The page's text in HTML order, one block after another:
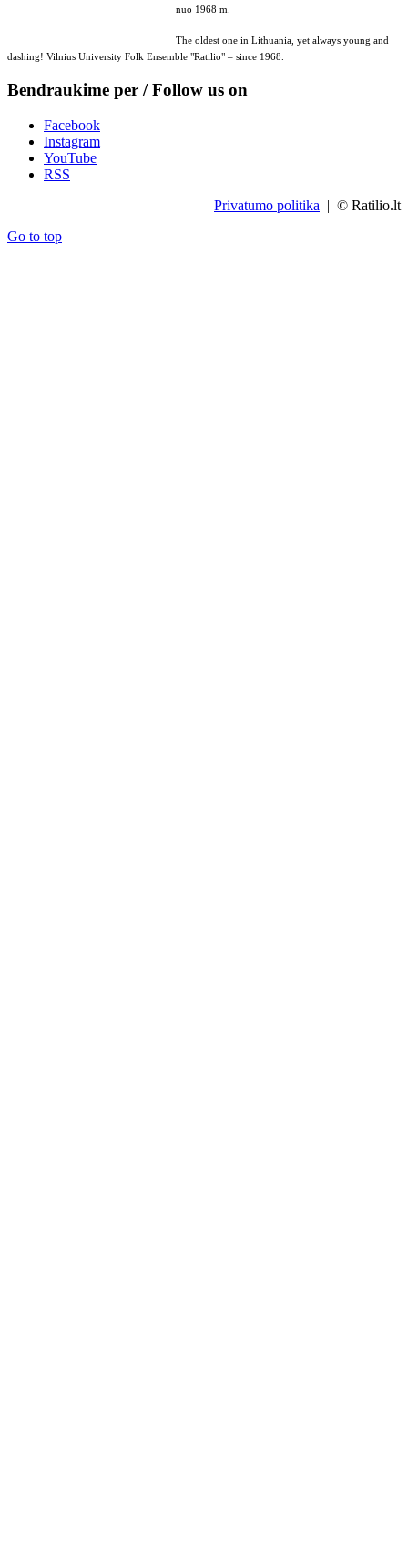
nuo 1968 m.
The oldest one in Lithuania, yet always young and
dashing! Vilnius University Folk Ensemble "Ratilio" – since 1968.
Bendraukime per / Follow us on
Facebook
Instagram
YouTube
RSS
Privatumo politika | © Ratilio.lt
Go to top